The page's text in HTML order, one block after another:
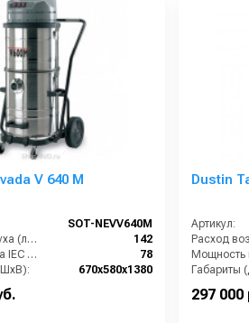
V 640 M
SOT-NEVV640M
Расход воздуха (л/сек):
142
Уровень шума IEC 704 (дБ(А)):
78
670х580х1380
Dustin
Артикул:
Габариты
297 000